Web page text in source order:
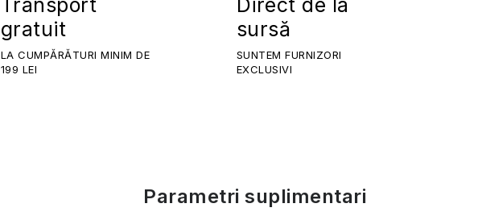
gratuit
LA CUMPĂRĂTURI MINIM DE
199 LEI
sursă
SUNTEM FURNIZORI
EXCLUSIVI
Parametri suplimentari